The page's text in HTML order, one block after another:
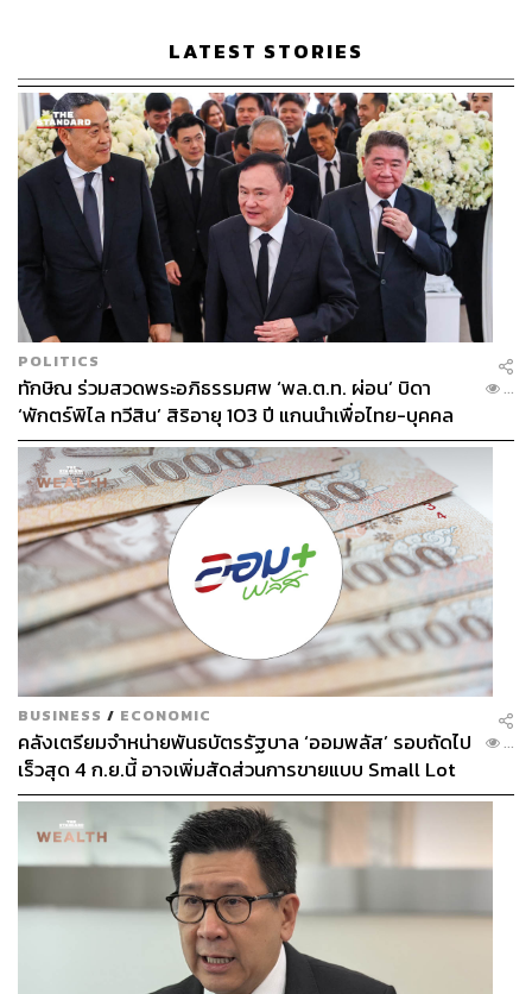
LATEST STORIES
POLITICS
ทักษิณ ร่วมสวดพระอภิธรรมศพ ‘พล.ต.ท. ผ่อน’ บิดา
‘พักตร์พิไล ทวีสิน’ สิริอายุ 103 ปี แกนนำเพื่อไทย-บุคคล
หลากวงการร่วมอาลัย
...
BUSINESS / ECONOMIC
คลังเตรียมจำหน่ายพันธบัตรรัฐบาล ‘ออมพลัส’ รอบถัดไป
เร็วสุด 4 ก.ย.นี้ อาจเพิ่มสัดส่วนการขายแบบ Small Lot
First มากขึ้น
...